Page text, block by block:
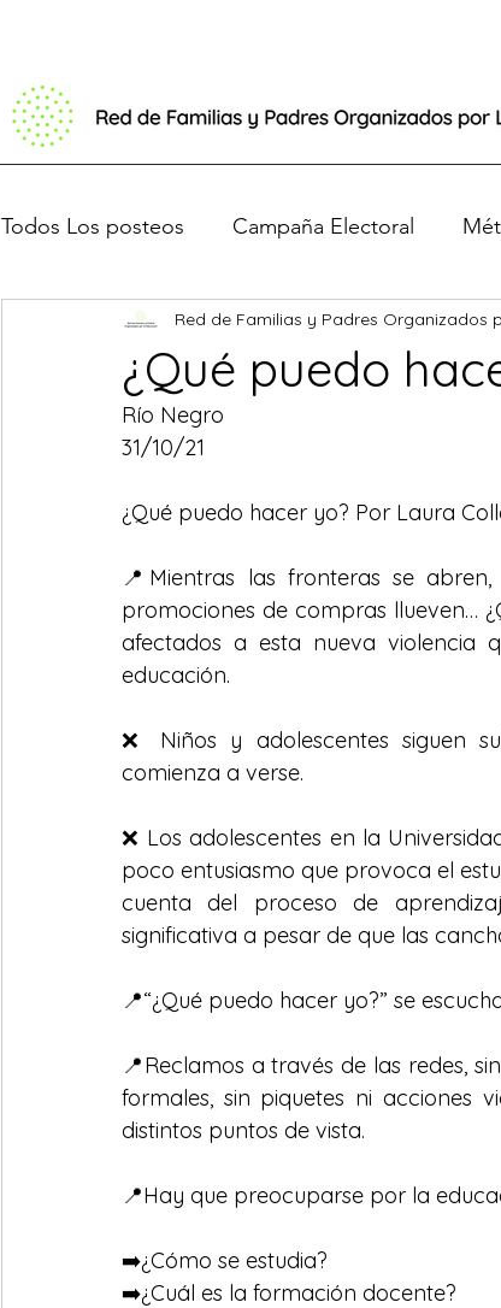
Todos Los posteos Campaña Electoral
Basta de Barbijos Debate de Educación
Presentación en el congreso
¿Qué puedo
Red de Familias y Padres Organizados
Río Negro
31/10/21
¿Qué puedo hacer yo? Por Laura
📍Mientras las fronteras se
promociones de compras llueven…
afectados a esta nueva violencia
educación.
❌ Niños y adolescentes siguen
comienza a verse.
❌ Los adolescentes en la
poco entusiasmo que provoca el
cuenta del proceso de
significativa a pesar de que las
📍“¿Qué puedo hacer yo?” se
📍Reclamos a través de las redes,
formales, sin piquetes ni acciones
distintos puntos de vista.
📍Hay que preocuparse por la
➡️¿Cómo se estudia?
➡️¿Cuál es la formación docente?